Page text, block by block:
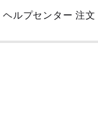
Skip
Main
ヘルプセンター 注文